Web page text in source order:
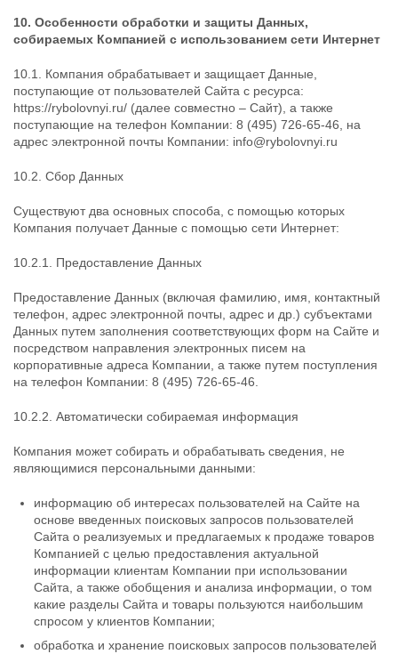
10. Особенности обработки и защиты Данных,
собираемых Компанией с использованием сети Интернет
10.1. Компания обрабатывает и защищает Данные,
поступающие от пользователей Cайта с ресурса:
https://rybolovnyi.ru/ (далее совместно – Cайт), а также
поступающие на телефон Компании: 8 (495) 726-65-46, на
адрес электронной почты Компании: info@rybolovnyi.ru
10.2. Сбор Данных
Существуют два основных способа, с помощью которых
Компания получает Данные с помощью сети Интернет:
10.2.1. Предоставление Данных
Предоставление Данных (включая фамилию, имя, контактный
телефон, адрес электронной почты, адрес и др.) субъектами
Данных путем заполнения соответствующих форм на Сайте и
посредством направления электронных писем на
корпоративные адреса Компании, а также путем поступления
на телефон Компании: 8 (495) 726-65-46.
10.2.2. Автоматически собираемая информация
Компания может собирать и обрабатывать сведения, не
являющимися персональными данными:
информацию об интересах пользователей на Сайте на
основе введенных поисковых запросов пользователей
Сайта о реализуемых и предлагаемых к продаже товаров
Компанией с целью предоставления актуальной
информации клиентам Компании при использовании
Сайта, а также обобщения и анализа информации, о том
какие разделы Сайта и товары пользуются наибольшим
спросом у клиентов Компании;
обработка и хранение поисковых запросов пользователей